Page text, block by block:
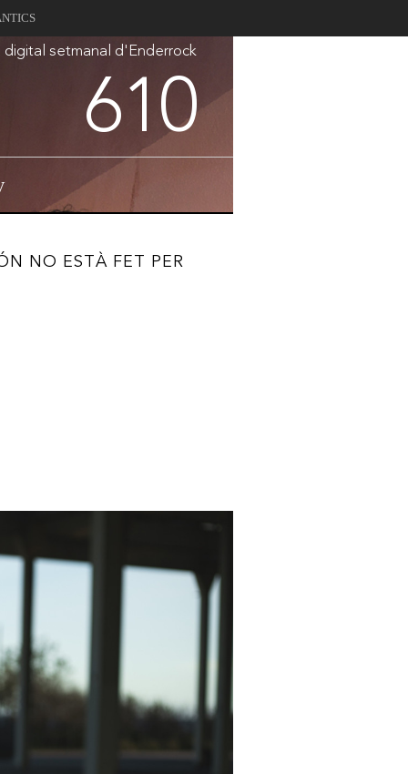
digital setmanal d'Enderrock
610
NO ESTÀ FET PER